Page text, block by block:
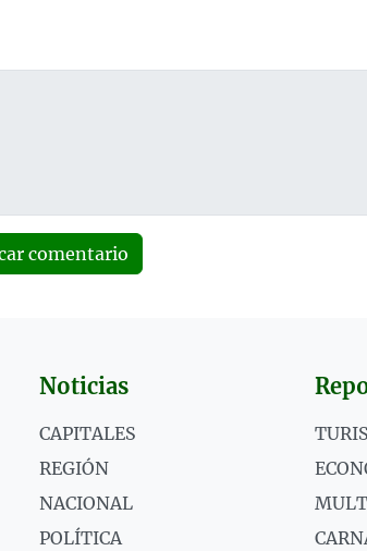
comentario
Noticias
CAPITALES
REGIÓN
NACIONAL
POLÍTICA